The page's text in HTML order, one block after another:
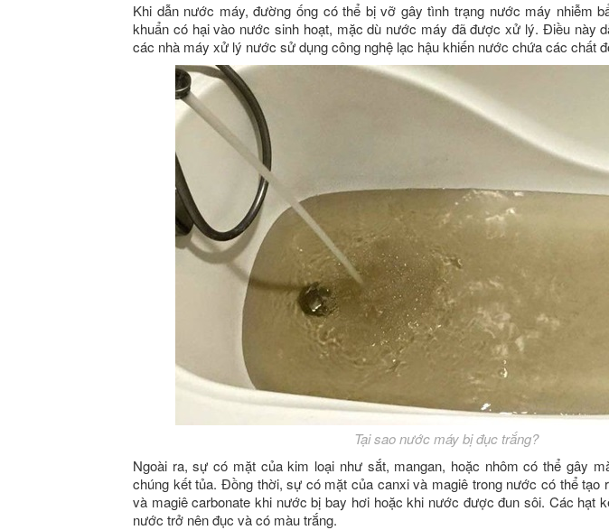
Khi dẫn nước máy, đường ống có thể bị vỡ gây tình trạng nước máy nhiễm
khuẩn có hại vào nước sinh hoạt, mặc dù nước máy đã được xử lý. Điều này
các nhà máy xử lý nước sử dụng công nghệ lạc hậu khiến nước chứa các chất
Tại sao nước máy bị đục trắng?
Ngoài ra, sự có mặt của kim loại như sắt, mangan, hoặc nhôm có thể gây
chúng kết tủa. Đồng thời, sự có mặt của canxi và magiê trong nước có thể tạo
và magiê carbonate khi nước bị bay hơi hoặc khi nước được đun sôi. Các hạt
nước trở nên đục và có màu trắng.